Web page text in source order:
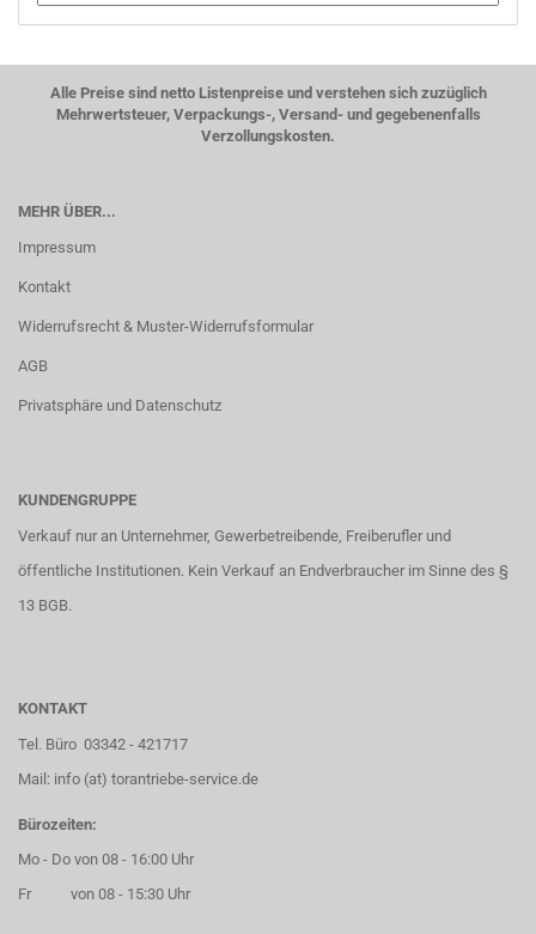
Alle Preise sind netto Listenpreise und verstehen sich zuzüglich
Mehrwertsteuer, Verpackungs-, Versand- und gegebenenfalls
Verzollungskosten.
MEHR ÜBER...
Impressum
Kontakt
Widerrufsrecht & Muster-Widerrufsformular
AGB
Privatsphäre und Datenschutz
KUNDENGRUPPE
Verkauf nur an Unternehmer, Gewerbetreibende, Freiberufler und
öffentliche Institutionen. Kein Verkauf an Endverbraucher im Sinne des §
13 BGB.
KONTAKT
Tel. Büro 03342 - 421717
Mail: info (at) torantriebe-service.de
Bürozeiten:
Mo - Do von 08 - 16:00 Uhr
Fr von 08 - 15:30 Uhr